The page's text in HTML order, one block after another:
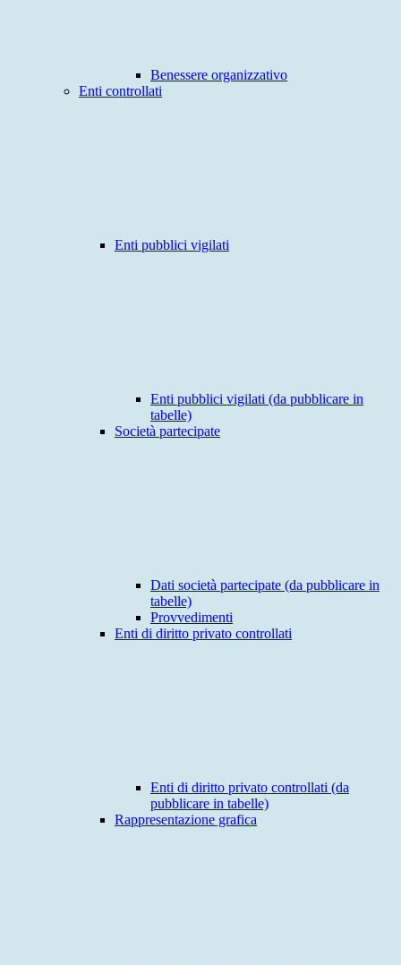
Benessere organizzativo
Enti controllati
Enti pubblici vigilati
Enti pubblici vigilati (da pubblicare in
tabelle)
Società partecipate
Dati società partecipate (da pubblicare in
tabelle)
Provvedimenti
Enti di diritto privato controllati
Enti di diritto privato controllati (da
pubblicare in tabelle)
Rappresentazione grafica